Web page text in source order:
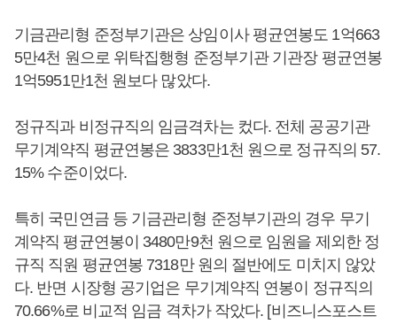
기금관리형 준정부기관은 상임이사 평균연봉도 1억663
5만4천 원으로 위탁집행형 준정부기관 기관장 평균연봉
1억5951만1천 원보다 많았다.
정규직과 비정규직의 임금격차는 컸다. 전체 공공기관
무기계약직 평균연봉은 3833만1천 원으로 정규직의 57.
15% 수준이었다.
특히 국민연금 등 기금관리형 준정부기관의 경우 무기
계약직 평균연봉이 3480만9천 원으로 임원을 제외한 정
규직 직원 평균연봉 7318만 원의 절반에도 미치지 않았
다. 반면 시장형 공기업은 무기계약직 연봉이 정규직의
70.66%로 비교적 임금 격차가 작았다. [비즈니스포스트